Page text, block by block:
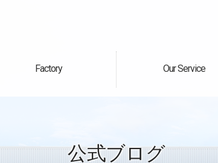
Factory
自社工場 Our Service
サービス案内
公式ブログ